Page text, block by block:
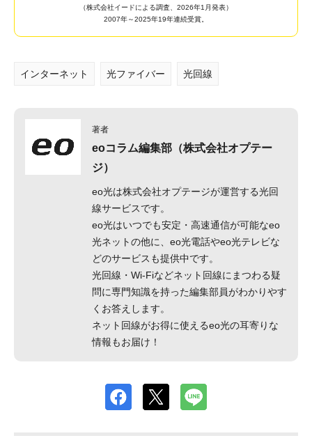
（株式会社イードによる調査、2026年1月発表）
2007年～2025年19年連続受賞。
インターネット 光ファイバー 光回線
著者
eoコラム編集部（株式会社オプテー
ジ）
eo光は株式会社オプテージが運営する光回
線サービスです。
eo光はいつでも安定・高速通信が可能なeo
光ネットの他に、eo光電話やeo光テレビな
どのサービスも提供中です。
光回線・Wi-Fiなどネット回線にまつわる疑
問に専門知識を持った編集部員がわかりやす
くお答えします。
ネット回線がお得に使えるeo光の耳寄りな
情報もお届け！